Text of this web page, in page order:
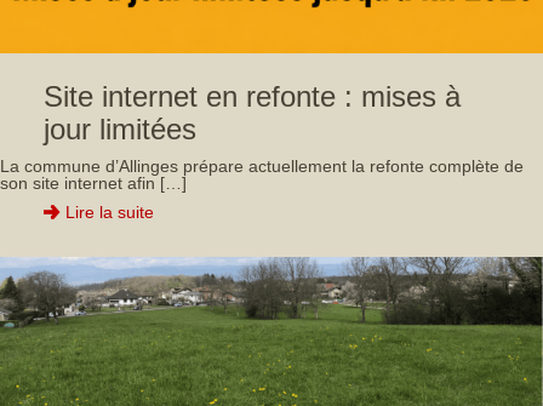
Site internet en refonte : mises à
jour limitées
La commune d’Allinges prépare actuellement la refonte complète de
son site internet afin […]
Lire la suite